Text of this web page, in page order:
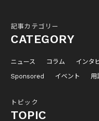
記事カテゴリー
CATEGORY
ニュース コラム インタ
Sponsored
イベント 用
トピック
TOPIC